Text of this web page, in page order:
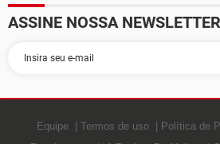
ASSINE NOSSA
Equipe Termos de uso Política de